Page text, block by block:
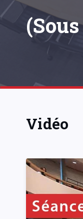
Vidéo